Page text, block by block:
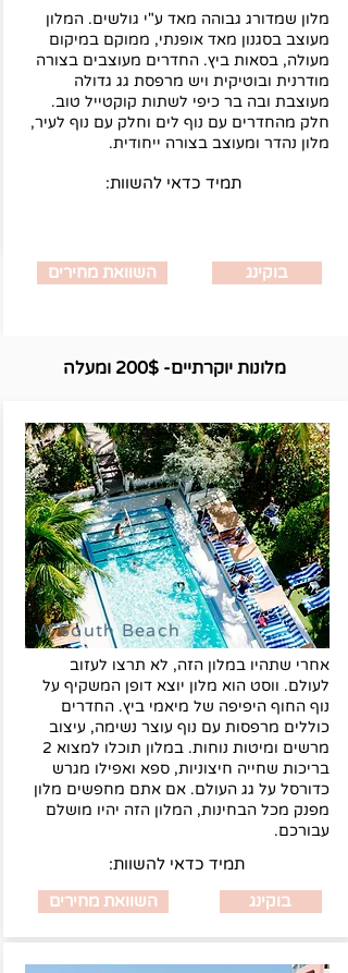
מלון שמדורג גבוהה מאד ע"י גולשים. המלון
מעוצב בסגנון מאד אופנתי, ממוקם במיקום
מעולה, בסאות ביץ. החדרים מעוצבים בצורה
מודרנית ובוטיקית ויש מרפסת גג גדולה
מעוצבת ובה בר כיפי לשתות קוקטייל טוב.
חלק מהחדרים עם נוף לים וחלק עם נוף לעיר,
מלון נהדר ומעוצב בצורה ייחודית.
:תמיד כדאי להשוות
השוואת מחירים בוקינג
מלונות יוקרתיים- 200$ ומעלה
W South Beach
אחרי שתהיו במלון הזה, לא תרצו לעזוב
לעולם. ווסט הוא מלון יוצא דופן המשקיף על
נוף החוף היפיפה של מיאמי ביץ. החדרים
כוללים מרפסות עם נוף עוצר נשימה, עיצוב
מרשים ומיטות נוחות. במלון תוכלו למצוא 2
בריכות שחייה חיצוניות, ספא ואפילו מגרש
כדורסל על גג העולם. אם אתם מחפשים מלון
מפנק מכל הבחינות, המלון הזה יהיו מושלם
עבורכם.
:תמיד כדאי להשוות
השוואת מחירים
בוקינג